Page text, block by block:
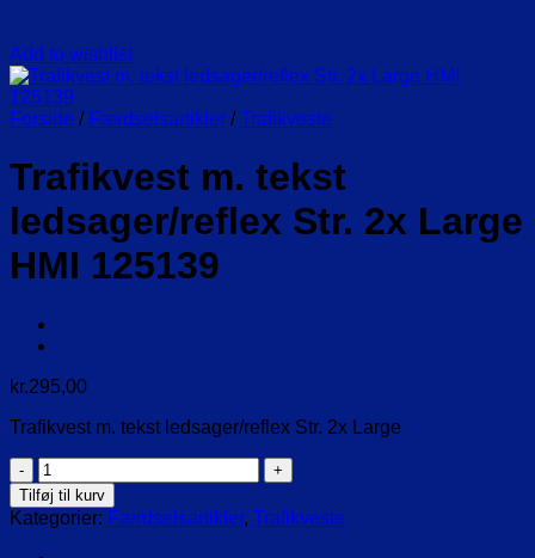
Add to wishlist
Forside / Færdselsartikler / Trafikveste
Trafikvest m. tekst
ledsager/reflex Str. 2x Large
HMI 125139
kr.295,00
Trafikvest m. tekst ledsager/reflex Str. 2x Large
Trafikvest
m.
tekst
ledsager/reflex
Str.
Tilføj til kurv
Kategorier: Færdselsartikler, Trafikveste